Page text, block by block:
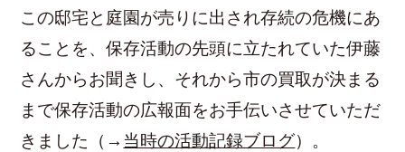
この邸宅と庭園が売りに出され存続の危機にあ
ることを、保存活動の先頭に立たれていた伊藤
さんからお聞きし、それから市の買取が決まる
まで保存活動の広報面をお手伝いさせていただ
きました（→ 当時の活動記録ブログ）。